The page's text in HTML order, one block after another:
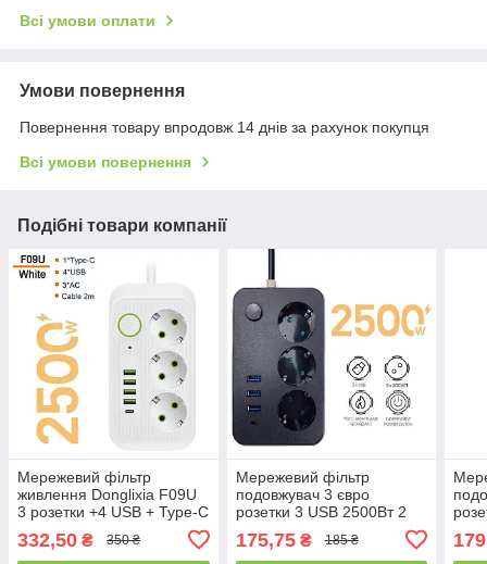
Всі умови оплати
Умови повернення
Повернення товару впродовж 14 днів за рахунок покупця
Всі умови повернення
Подібні товари компанії
Мережевий фільтр
живлення Donglixia F09U
3 розетки +4 USB + Type-C
подовжувач розеток, білий
332,50 ₴ 350 ₴
Мережевий фільтр
подовжувач 3 євро
розетки 3 USB 2500Вт 2
175,75₴ 185 ₴